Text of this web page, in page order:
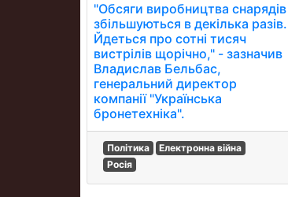
"Обсяги виробництва снарядів
збільшуються в декілька разів.
Йдеться про сотні тисяч
вистрілів щорічно," - зазначив
Владислав Бельбас,
генеральний директор
компанії "Українська
бронетехніка".
Політика
Електронна війна
Росія